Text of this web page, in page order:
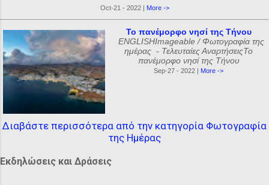
Oct-21 - 2022 | More ->
Το πανέμορφο νησί της Τήνου
ENGLISHImageable / Φωτογραφία της
ημέρας - Τελευταίες ΑναρτήσειςΤο
πανέμορφο νησί της Τήνου
Sep-27 - 2022 | More ->
Διαβάστε περισσότερα από την κατηγορία Φωτογραφία
της Ημέρας
Εκδηλώσεις και Δράσεις